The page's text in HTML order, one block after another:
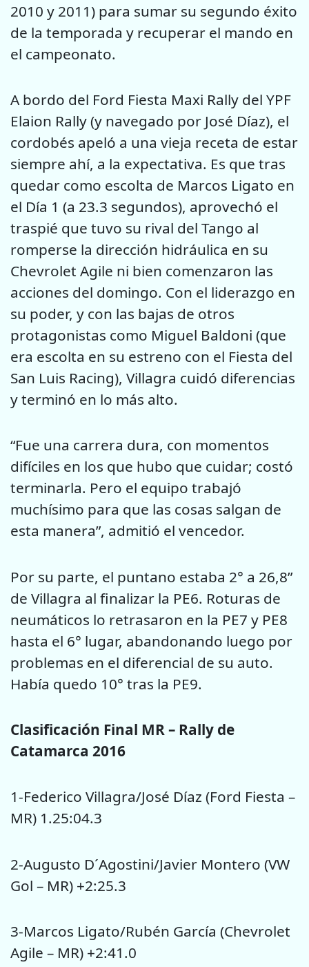
2010 y 2011) para sumar su segundo éxito
de la temporada y recuperar el mando en
el campeonato.
A bordo del Ford Fiesta Maxi Rally del YPF
Elaion Rally (y navegado por José Díaz), el
cordobés apeló a una vieja receta de estar
siempre ahí, a la expectativa. Es que tras
quedar como escolta de Marcos Ligato en
el Día 1 (a 23.3 segundos), aprovechó el
traspié que tuvo su rival del Tango al
romperse la dirección hidráulica en su
Chevrolet Agile ni bien comenzaron las
acciones del domingo. Con el liderazgo en
su poder, y con las bajas de otros
protagonistas como Miguel Baldoni (que
era escolta en su estreno con el Fiesta del
San Luis Racing), Villagra cuidó diferencias
y terminó en lo más alto.
“Fue una carrera dura, con momentos
difíciles en los que hubo que cuidar; costó
terminarla. Pero el equipo trabajó
muchísimo para que las cosas salgan de
esta manera”, admitió el vencedor.
Por su parte, el puntano estaba 2° a 26,8”
de Villagra al finalizar la PE6. Roturas de
neumáticos lo retrasaron en la PE7 y PE8
hasta el 6° lugar, abandonando luego por
problemas en el diferencial de su auto.
Había quedo 10° tras la PE9.
Clasificación Final MR – Rally de
Catamarca 2016
1-Federico Villagra/José Díaz (Ford Fiesta –
MR) 1.25:04.3
2-Augusto D´Agostini/Javier Montero (VW
Gol – MR) +2:25.3
3-Marcos Ligato/Rubén García (Chevrolet
Agile – MR) +2:41.0